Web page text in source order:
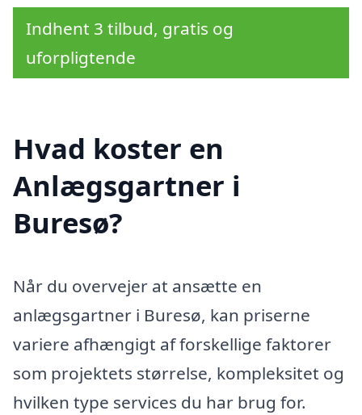
Indhent 3 tilbud, gratis og
uforpligtende
Hvad koster en
Anlægsgartner i
Buresø?
Når du overvejer at ansætte en
anlægsgartner i Buresø, kan priserne
variere afhængigt af forskellige faktorer
som projektets størrelse, kompleksitet og
hvilken type services du har brug for.